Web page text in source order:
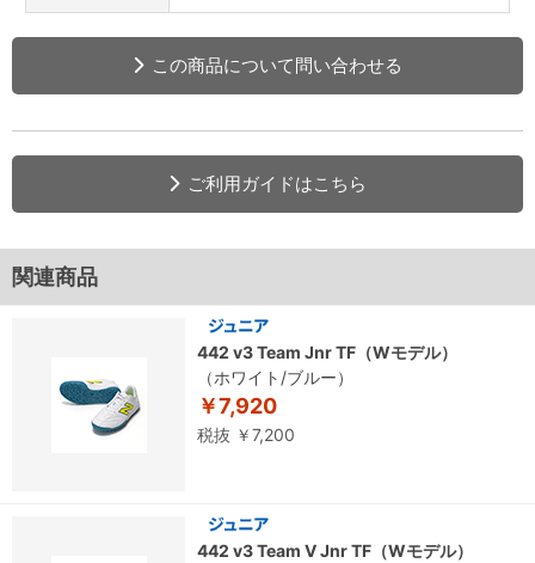
この商品について問い合わせる
ご利用ガイドはこちら
関連商品
442 v3 Team Jnr TF（Wモデル）
（ホワイト/ブルー）
￥7,920
税抜 ￥7,200
442 v3 Team V Jnr TF（Wモデル）